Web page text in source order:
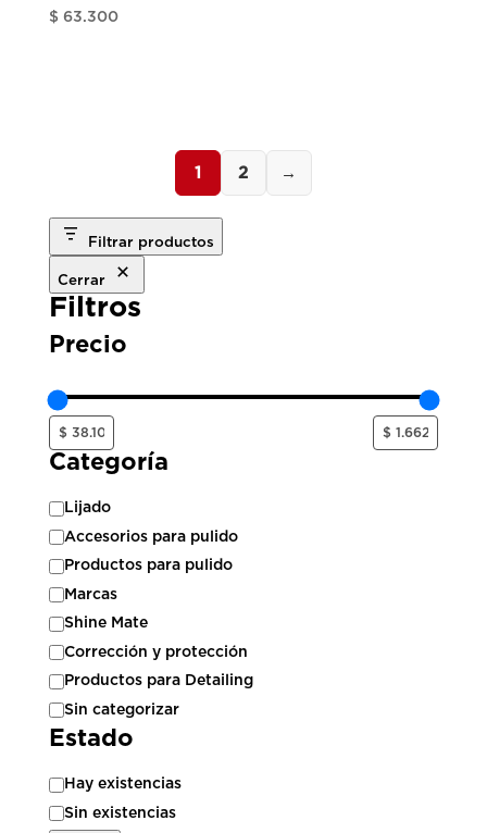
$ 63.300
1 2 →
Filtrar productos
Cerrar
Filtros
Precio
Categoría
Categoría
Lijado
Accesorios para pulido
Productos para pulido
Marcas
Shine Mate
Corrección y protección
Productos para Detailing
Sin categorizar
Estado
Estado
Hay existencias
Sin existencias